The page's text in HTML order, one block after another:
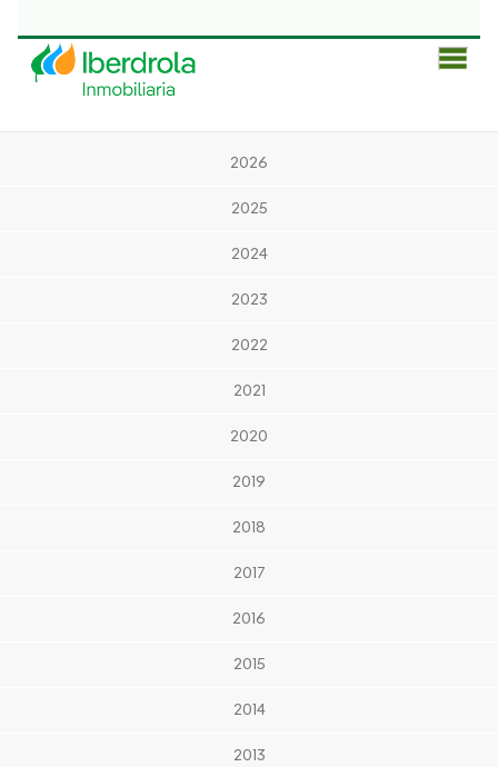
2026
2025
2024
2023
2022
2021
2020
2019
2018
2017
2016
2015
2014
2013